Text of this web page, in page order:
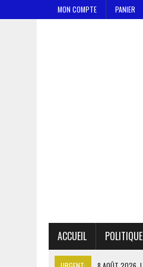
MON COMPTE PANIER
ACCUEIL POLITIQUE